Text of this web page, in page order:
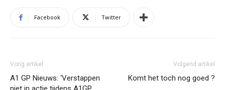
Facebook Twitter
Vorig artikel
A1 GP Nieuws: ‘Verstappen
Volgend artikel
Komt het toch nog goed ?